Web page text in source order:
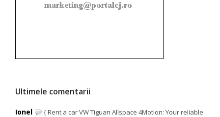
Ultimele comentarii
Ionel
{ Rent a car VW Tiguan Allspace 4Motion: Your reliable